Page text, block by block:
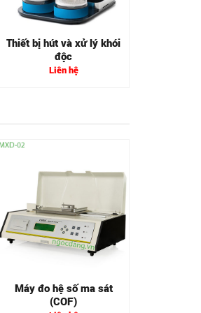
Thiết bị hút và xử lý khói
độc
Liên hệ
Máy đo hệ số ma sát
(COF)